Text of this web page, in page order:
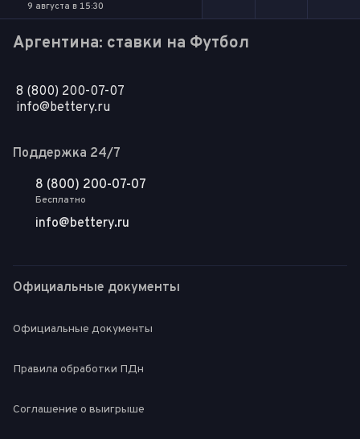
9 августа в 15:30
Аргентина: ставки на Футбол
8 (800) 200-07-07
info@bettery.ru
Поддержка 24/7
8 (800) 200-07-07
Бесплатно
info@bettery.ru
Официальные документы
Официальные документы
Правила обработки ПДн
Соглашение о выигрыше